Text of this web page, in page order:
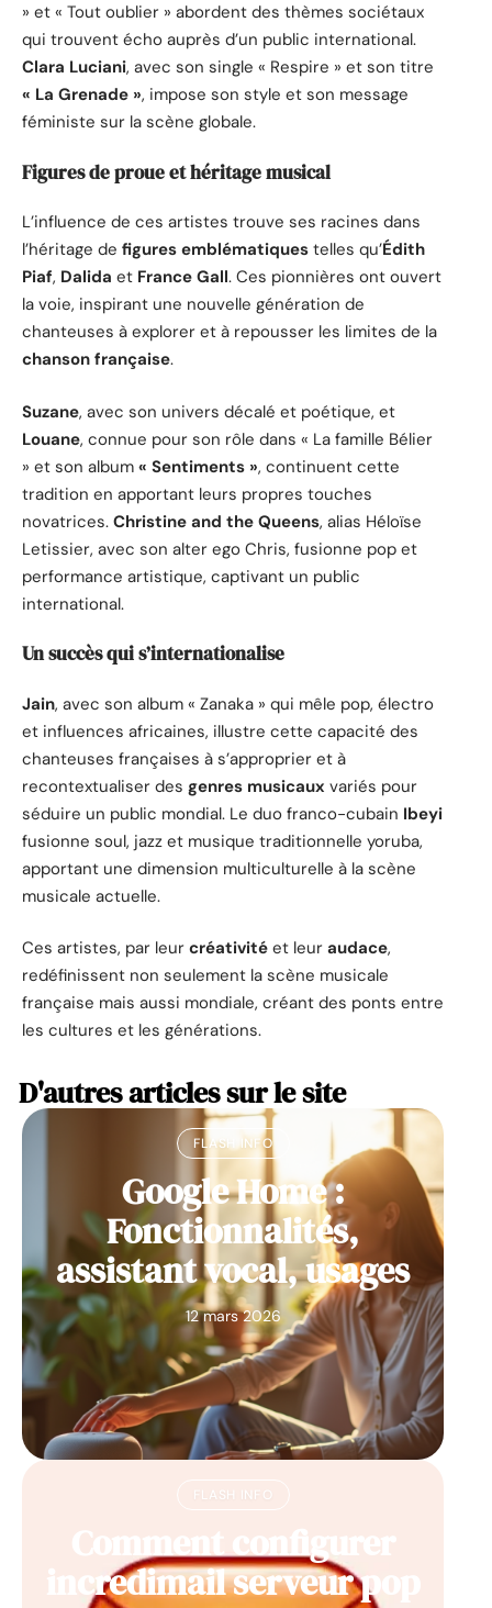
» et « Tout oublier » abordent des thèmes sociétaux
qui trouvent écho auprès d’un public international.
Clara Luciani, avec son single « Respire » et son titre
« La Grenade », impose son style et son message
féministe sur la scène globale.
Figures de proue et héritage musical
L’influence de ces artistes trouve ses racines dans
l’héritage de figures emblématiques telles qu’Édith
Piaf, Dalida et France Gall. Ces pionnières ont ouvert
la voie, inspirant une nouvelle génération de
chanteuses à explorer et à repousser les limites de la
chanson française.
Suzane, avec son univers décalé et poétique, et
Louane, connue pour son rôle dans « La famille Bélier
» et son album « Sentiments », continuent cette
tradition en apportant leurs propres touches
novatrices. Christine and the Queens, alias Héloïse
Letissier, avec son alter ego Chris, fusionne pop et
performance artistique, captivant un public
international.
Un succès qui s’internationalise
Jain, avec son album « Zanaka » qui mêle pop, électro
et influences africaines, illustre cette capacité des
chanteuses françaises à s’approprier et à
recontextualiser des genres musicaux variés pour
séduire un public mondial. Le duo franco-cubain Ibeyi
fusionne soul, jazz et musique traditionnelle yoruba,
apportant une dimension multiculturelle à la scène
musicale actuelle.
Ces artistes, par leur créativité et leur audace,
redéfinissent non seulement la scène musicale
française mais aussi mondiale, créant des ponts entre
les cultures et les générations.
D'autres articles sur le site
FLASH INFO
Google Home :
Fonctionnalités,
assistant vocal, usages
12 mars 2026
FLASH INFO
Comment configurer
incredimail serveur pop